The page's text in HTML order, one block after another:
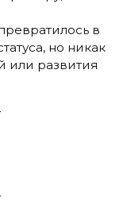
в
но никак
или развития